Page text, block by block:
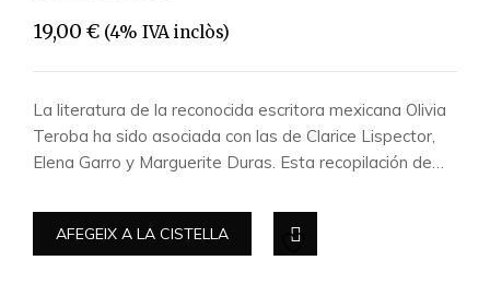
19,00 € (4% IVA inclòs)
La literatura de la reconocida escritora mexicana Olivia
Teroba ha sido asociada con las de Clarice Lispector,
Elena Garro y Marguerite Duras. Esta recopilación de…
AFEGEIX A LA CISTELLA